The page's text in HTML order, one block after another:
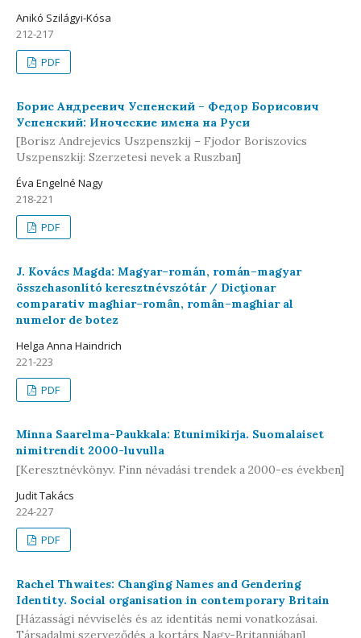
Anikó Szilágyi-Kósa
212-217
PDF
Борис Андреевич Успенский – Федор Борисович
Успенский: Иноческие имена на Руси
[Borisz Andrejevics Uszpenszkij – Fjodor Boriszovics
Uszpenszkij: Szerzetesi nevek a Ruszban]
Éva Engelné Nagy
218-221
PDF
J. Kovács Magda: Magyar–román, román–magyar
összehasonlító keresztnévszótár / Dicţionar
comparativ maghiar–român, român–maghiar al
numelor de botez
Helga Anna Haindrich
221-223
PDF
Minna Saarelma-Paukkala: Etunimikirja. Suomalaiset
nimitrendit 2000-luvulla
[Keresztnévkönyv. Finn névadási trendek a 2000-es években]
Judit Takács
224-227
PDF
Rachel Thwaites: Changing Names and Gendering
Identity. Social organisation in contemporary Britain
[Házassági névviselés és az identitás nemi vonatkozásai.
Társadalmi szerveződés a kortárs Nagy-Britanniában]